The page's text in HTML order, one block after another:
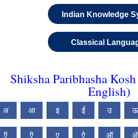
Indian Knowledge
Classical
Shiksha Paribhasha
English)
अ आ इ ई उ ऊ
ऍ ऎ ए ऐ ऑ